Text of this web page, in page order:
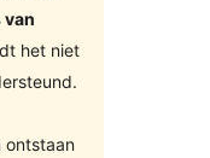
van
het niet
ontstaan